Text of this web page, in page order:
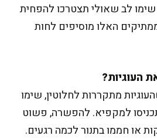
לב שאולי תצטרכו להפחית
האלו מוסיפים לחות
מתקררות לחלוטין, שימו
למקפיא. להפשרה, פשוט